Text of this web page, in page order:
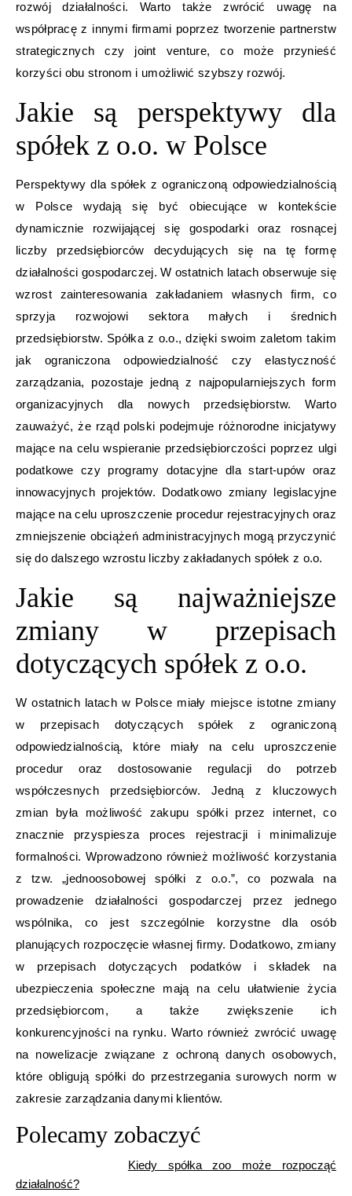
rozwój działalności. Warto także zwrócić uwagę na
współpracę z innymi firmami poprzez tworzenie partnerstw
strategicznych czy joint venture, co może przynieść
korzyści obu stronom i umożliwić szybszy rozwój.
Jakie są perspektywy dla
spółek z o.o. w Polsce
Perspektywy dla spółek z ograniczoną odpowiedzialnością
w Polsce wydają się być obiecujące w kontekście
dynamicznie rozwijającej się gospodarki oraz rosnącej
liczby przedsiębiorców decydujących się na tę formę
działalności gospodarczej. W ostatnich latach obserwuje się
wzrost zainteresowania zakładaniem własnych firm, co
sprzyja rozwojowi sektora małych i średnich
przedsiębiorstw. Spółka z o.o., dzięki swoim zaletom takim
jak ograniczona odpowiedzialność czy elastyczność
zarządzania, pozostaje jedną z najpopularniejszych form
organizacyjnych dla nowych przedsiębiorstw. Warto
zauważyć, że rząd polski podejmuje różnorodne inicjatywy
mające na celu wspieranie przedsiębiorczości poprzez ulgi
podatkowe czy programy dotacyjne dla start-upów oraz
innowacyjnych projektów. Dodatkowo zmiany legislacyjne
mające na celu uproszczenie procedur rejestracyjnych oraz
zmniejszenie obciążeń administracyjnych mogą przyczynić
się do dalszego wzrostu liczby zakładanych spółek z o.o.
Jakie są najważniejsze
zmiany w przepisach
dotyczących spółek z o.o.
W ostatnich latach w Polsce miały miejsce istotne zmiany
w przepisach dotyczących spółek z ograniczoną
odpowiedzialnością, które miały na celu uproszczenie
procedur oraz dostosowanie regulacji do potrzeb
współczesnych przedsiębiorców. Jedną z kluczowych
zmian była możliwość zakupu spółki przez internet, co
znacznie przyspiesza proces rejestracji i minimalizuje
formalności. Wprowadzono również możliwość korzystania
z tzw. „jednoosobowej spółki z o.o.”, co pozwala na
prowadzenie działalności gospodarczej przez jednego
wspólnika, co jest szczególnie korzystne dla osób
planujących rozpoczęcie własnej firmy. Dodatkowo, zmiany
w przepisach dotyczących podatków i składek na
ubezpieczenia społeczne mają na celu ułatwienie życia
przedsiębiorcom, a także zwiększenie ich
konkurencyjności na rynku. Warto również zwrócić uwagę
na nowelizacje związane z ochroną danych osobowych,
które obligują spółki do przestrzegania surowych norm w
zakresie zarządzania danymi klientów.
Polecamy zobaczyć
Kiedy spółka zoo może rozpocząć
działalność?